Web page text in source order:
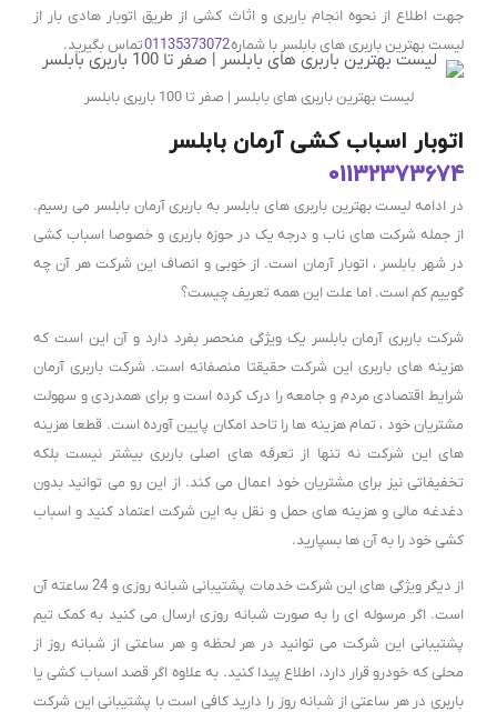
جهت اطلاع از نحوه انجام باربری و اثاث کشی از طریق اتوبار هادی بار از
لیست بهترین باربری های بابلسر با شماره01135373072تماس بگیرید.
لیست بهترین باربری های بابلسر | صفر تا 100 باربری بابلسر
اتوبار اسباب کشی آرمان بابلسر
01132373674
در ادامه لیست بهترین باربری های بابلسر به باربری آرمان بابلسر می رسیم.
از جمله شرکت های ناب و درجه یک در حوزه باربری و خصوصا اسباب کشی
در شهر بابلسر ، اتوبار آرمان است. از خوبی و انصاف این شرکت هر آن چه
گوییم کم است. اما علت این همه تعریف چیست؟
شرکت باربری آرمان بابلسر یک ویژگی منحصر بفرد دارد و آن این است که
هزینه های باربری این شرکت حقیقتا منصفانه است. شرکت باربری آرمان
شرایط اقتصادی مردم و جامعه را درک کرده است و برای همدردی و سهولت
مشتریان خود ، تمام هزینه ها را تاحد امکان پایین آورده است. قطعا هزینه
های این شرکت نه تنها از تعرفه های اصلی باربری بیشتر نیست بلکه
تخفیفاتی نیز برای مشتریان خود اعمال می کند. از این رو می توانید بدون
دغدغه مالی و هزینه های حمل و نقل به این شرکت اعتماد کنید و اسباب
کشی خود را به آن ها بسپارید.
از دیگر ویژگی های این شرکت خدمات پشتیبانی شبانه روزی و 24 ساعته آن
است. اگر مرسوله ای را به صورت شبانه روزی ارسال می کنید به کمک تیم
پشتیبانی این شرکت می توانید در هر لحظه و هر ساعتی از شبانه روز از
محلی که خودرو قرار دارد، اطلاع پیدا کنید. به علاوه اگر قصد اسباب کشی یا
باربری در هر ساعتی از شبانه روز را دارید کافی است با پشتیبانی این شرکت